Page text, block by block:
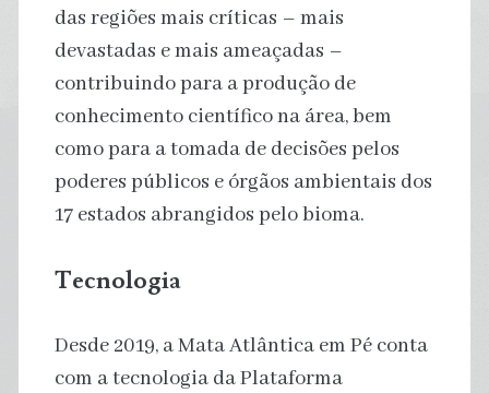
das regiões mais críticas – mais
devastadas e mais ameaçadas –
contribuindo para a produção de
conhecimento científico na área, bem
como para a tomada de decisões pelos
poderes públicos e órgãos ambientais dos
17 estados abrangidos pelo bioma.
Tecnologia
Desde 2019, a Mata Atlântica em Pé conta
com a tecnologia da Plataforma